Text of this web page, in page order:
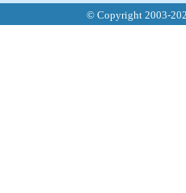
© Copyright 2003-